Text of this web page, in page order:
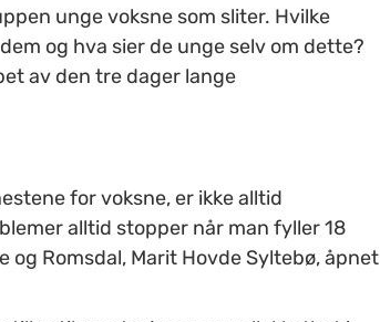
unge voksne som sliter. Hvilke
og hva sier de unge selv om dette?
av den tre dager lange
for voksne, er ikke alltid
alltid stopper når man fyller 18
og Romsdal, Marit Hovde Syltebø, åpnet